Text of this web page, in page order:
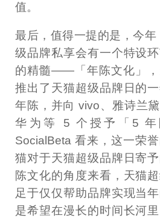
值。
最后，值得一提的是，今
级品牌私享会有一个特设
的精髓——「年陈文化」，
推出了天猫超级品牌日的
年陈，并向 vivo、雅诗兰黛
华为等 5 个授予「5
SocialBeta 看来，这一荣
猫对于天猫超级品牌日寄
陈文化的角度来看，天猫
足于仅仅帮助品牌实现当
是希望在漫长的时间长河